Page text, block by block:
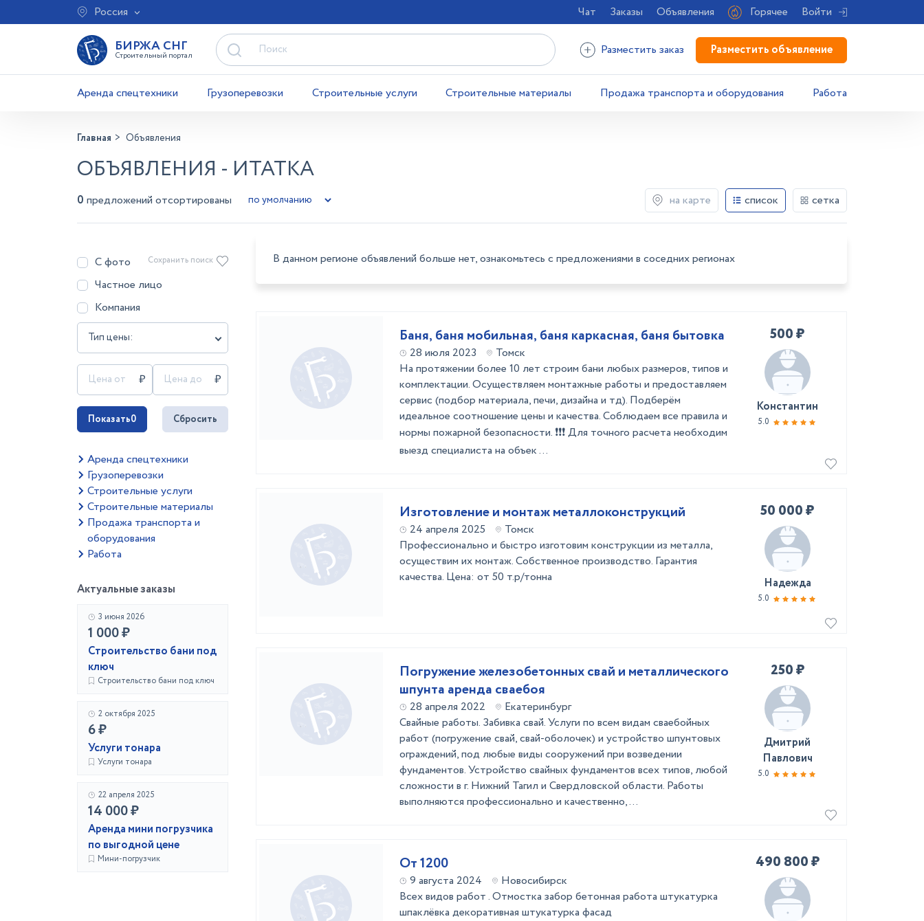
Россия Чат Заказы Объявления Горячее Войти
БИРЖА СНГ
Строительный портал Разместить заказ Разместить объявление
Аренда спецтехники Грузоперевозки Строительные услуги Строительные материалы Продажа транспорта и оборудования Работа
Главная Объявления
ОБЪЯВЛЕНИЯ - ИТАТКА
0 предложений отсортированы на карте список сетка
С фото
Частное лицо
Компания
Тип цены:
Сохранить поиск
Показать0 Сбросить
Аренда спецтехники
Грузоперевозки
Строительные услуги
Строительные материалы
Продажа транспорта и
оборудования
Работа
Актуальные заказы
3 июня 2026
1 000 ₽
Строительство бани под
ключ
Строительство бани под ключ
2 октября 2025
6 ₽
Услуги тонара
Услуги тонара
22 апреля 2025
14 000 ₽
Аренда мини погрузчика
по выгодной цене
Мини-погрузчик
В данном регионе объявлений больше нет, ознакомьтесь с предложениями в соседних регионах
Баня, баня мобильная, баня каркасная, баня бытовка
28 июля 2023
Томск
На протяжении более 10 лет строим бани любых размеров, типов и
комплектации. Осуществляем монтажные работы и предоставляем
сервис (подбор материала, печи, дизайна и тд). Подберём
идеальное соотношение цены и качества. Соблюдаем все правила и
нормы пожарной безопасности. ❗❗❗ Для точного расчета необходим
выезд специалиста на объек ...
500 ₽
Константин
5.0
Изготовление и монтаж металлоконструкций
24 апреля 2025
Томск
Профессионально и быстро изготовим конструкции из металла,
осуществим их монтаж. Собственное производство. Гарантия
качества. Цена: от 50 т.р/тонна
50 000 ₽
Надежда
5.0
Погружение железобетонных свай и металлического
шпунта аренда сваебоя
28 апреля 2022
Екатеринбург
Свайные работы. Забивка свай. Услуги по всем видам сваебойных
работ (погружение свай, свай-оболочек) и устройство шпунтовых
ограждений, под любые виды сооружений при возведении
фундаментов. Устройство свайных фундаментов всех типов, любой
сложности в г. Нижний Тагил и Свердловской области. Работы
выполняются профессионально и качественно, ...
250 ₽
Дмитрий
Павлович
5.0
От 1200
9 августа 2024
Новосибирск
Всех видов работ . Отмостка забор бетонная работа штукатурка
шпаклёвка декоративная штукатурка фасад
490 800 ₽